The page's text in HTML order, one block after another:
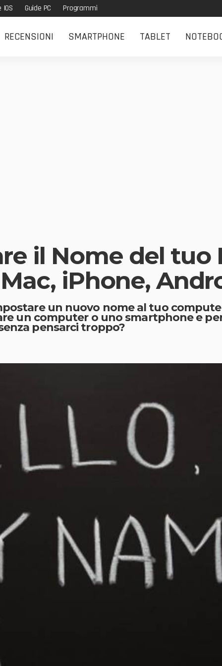
IOS Guide PC Programmi
RECENSIONI SMARTPHONE TABLET
il Nome del tuo
iPhone,
un nuovo nome al tuo
un computer o uno smartphone e
pensarci troppo?